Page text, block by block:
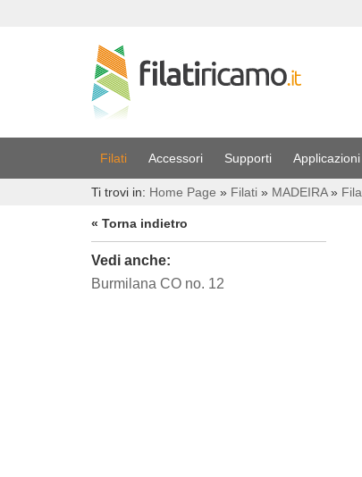
Filati Accessori Supporti Applicazioni
Ti trovi in: Home Page » Filati » MADEIRA »
« Torna indietro
Vedi anche:
Burmilana CO no. 12